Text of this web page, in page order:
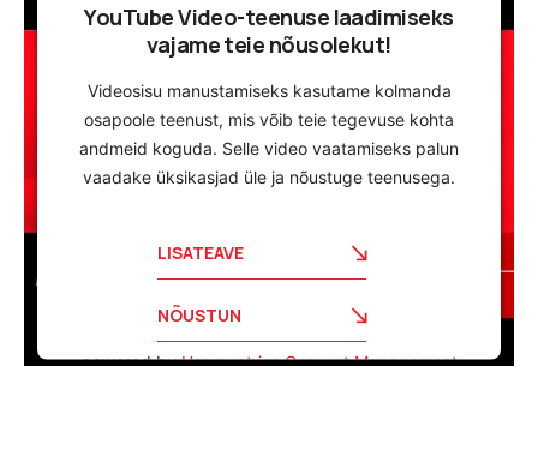
YouTube Video-teenuse laadimiseks
vajame teie nõusolekut!
Videosisu manustamiseks kasutame kolmanda
osapoole teenust, mis võib teie tegevuse kohta
andmeid koguda. Selle video vaatamiseks palun
vaadake üksikasjad üle ja nõustuge teenusega.
LISATEAVE
NÕUSTUN
powered byUsercentrics Consent Management